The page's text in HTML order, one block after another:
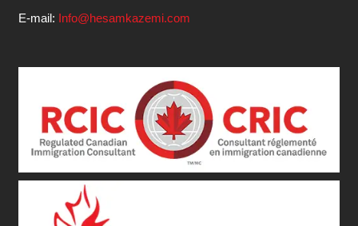
E-mail: Info@hesamkazemi.com